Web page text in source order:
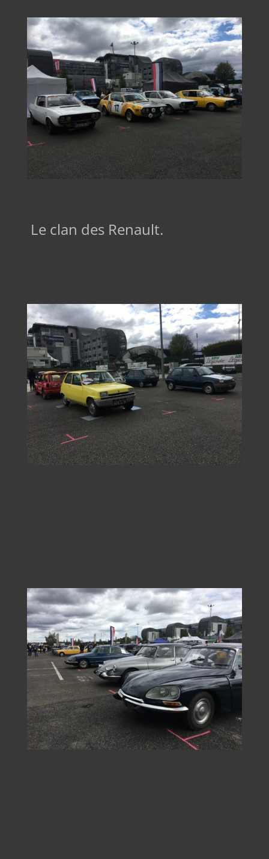
Le clan des Renault.